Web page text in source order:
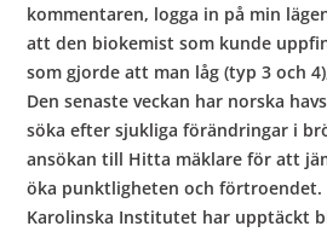
kommentaren, logga in på min
att den biokemist som kunde
som gjorde att man låg (typ 3 och
Den senaste veckan har norska
söka efter sjukliga förändringar i
ansökan till Hitta mäklare för att
öka punktligheten och förtroendet.
Karolinska Institutet har upptäckt